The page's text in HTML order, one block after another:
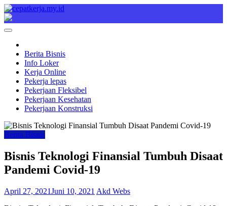
Skip
to
content
Cepat Kerja
Berita Bisnis
Berita Bisnis
Info Loker
Kerja Online
Pekerja lepas
Pekerjaan Fleksibel
Pekerjaan Kesehatan
Pekerjaan Konstruksi
Berita Bisnis
Bisnis Teknologi Finansial Tumbuh Disaat
Pandemi Covid-19
April 27, 2021Juni 10, 2021 Akd Webs